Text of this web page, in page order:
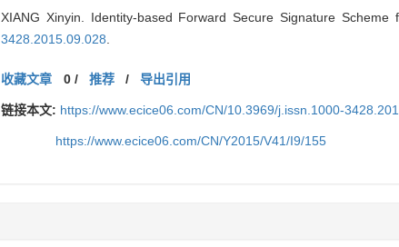
XIANG Xinyin. Identity-based Forward Secure Signature
3428.2015.09.028
收藏文章 0/ 推荐 /导出引用
链接本文: https://www.ecice06.com/CN/10.3969/j.issn.1000-
https://www.ecice06.com/CN/Y2015/V41/I9/155